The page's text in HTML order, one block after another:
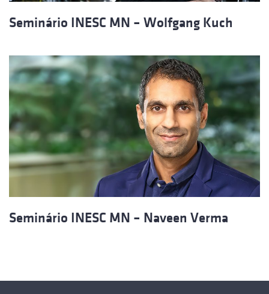
Seminário INESC MN – Wolfgang Kuch
Seminário INESC MN – Naveen Verma